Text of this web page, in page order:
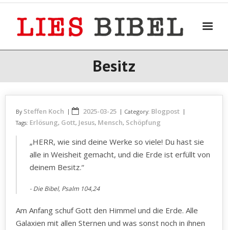
Skip
Besitz
By Steffen Koch 2025-03-25 Category: Blogpost
Tags: Erlösung, Gott, Jesus, Mensch, Schöpfung
„HERR, wie sind deine Werke so viele! Du hast sie
alle in Weisheit gemacht, und die Erde ist erfüllt von
deinem Besitz.“
Die Bibel, Psalm 104,24
Am Anfang schuf Gott den Himmel und die Erde. Alle
Galaxien mit allen Sternen und was sonst noch in ihnen